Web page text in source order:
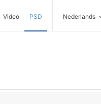
Video PSD Nederlands